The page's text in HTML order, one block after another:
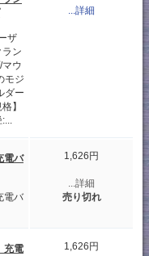
ザ
ラン
マウ
モジ
ダー
】
...詳細
電バ
電バ
1,626円
...詳細
売り切れ
充電
1,626円